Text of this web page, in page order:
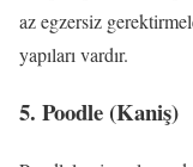
az egzersiz
yapıları vardır.
5. Poodle (Kaniş)